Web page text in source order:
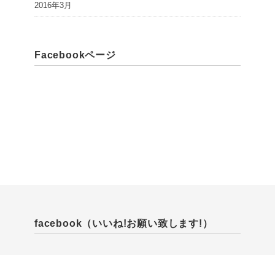
2016年3月
Facebookページ
facebook（いいね!お願い致します!）